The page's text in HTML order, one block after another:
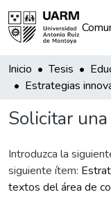
Inicio Tesis
Solicitar
Introduzca la
siguiente ítem:
textos del área de